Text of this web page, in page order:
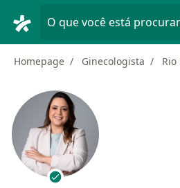
O que você está
Homepage Ginecologista Rio